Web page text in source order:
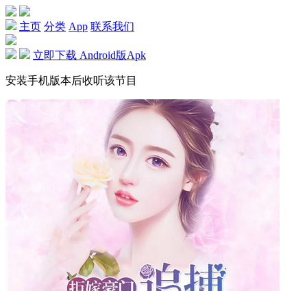
主页 分类 App 联系我们
立即下载 Android版Apk
安装手机版本后收听该节目